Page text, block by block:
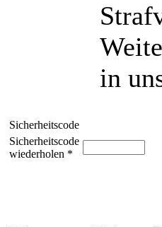
in
Sicherheitscode
Sicherheitscode
wiederholen *